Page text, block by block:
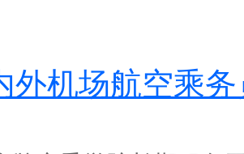
外机场航空乘